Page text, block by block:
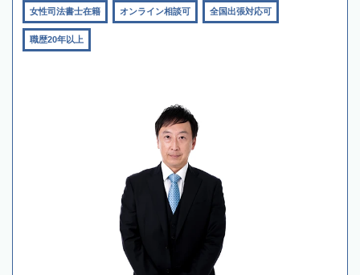
女性司法書士在籍 オンライン相談可 全国出張対応可
職歴20年以上